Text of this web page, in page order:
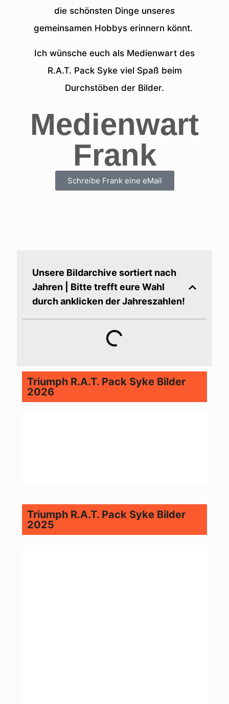
die schönsten Dinge unseres
gemeinsamen Hobbys erinnern könnt.
Ich wünsche euch als Medienwart des
R.A.T. Pack Syke viel Spaß beim
Durchstöben der Bilder.
Medienwart
Frank
Schreibe Frank eine eMail
Unsere Bildarchive sortiert nach
Jahren | Bitte trefft eure Wahl
durch anklicken der Jahreszahlen!
Triumph R.A.T. Pack Syke Bilder
2026
Triumph R.A.T. Pack Syke Bilder
2025